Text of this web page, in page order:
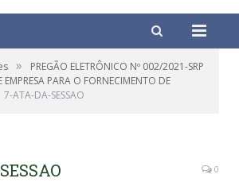
»
PREGÃO ELETRÔNICO Nº 002/2021-SRP
PARA O FORNECIMENTO DE
7-ATA-DA-SESSAO
0